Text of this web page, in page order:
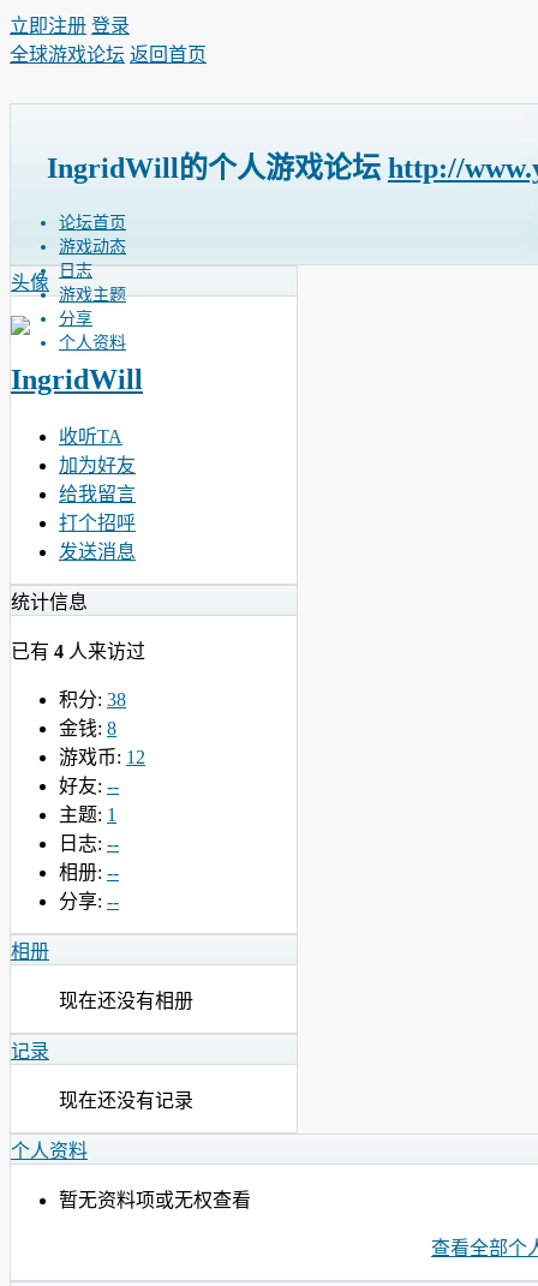
立即注册 登录
全球游戏论坛 返回首页
IngridWill的个人游戏论坛 http://
论坛首页
游戏动态
日志
游戏主题
分享
个人资料
头像
IngridWill
收听TA
加为好友
给我留言
打个招呼
发送消息
统计信息
已有 4 人来访过
积分: 38
金钱: 8
游戏币: 12
好友: --
主题: 1
日志: --
相册: --
分享: --
相册
现在还没有相册
记录
现在还没有记录
个人资料
暂无资料项或无权查看
查看全部个